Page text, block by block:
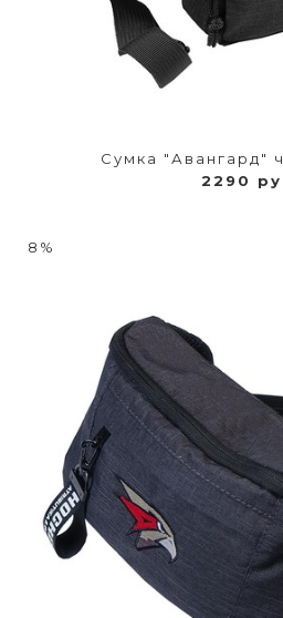
Сумка "Авангард"
2290
8%